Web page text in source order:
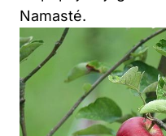
Namasté.